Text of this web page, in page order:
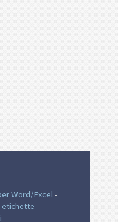
Word/Excel-
etichette -